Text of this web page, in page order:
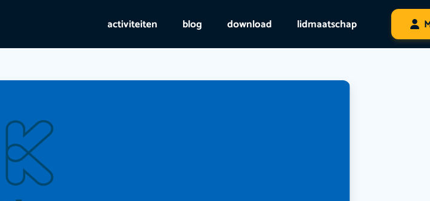
activiteiten blog download lidmaatschap